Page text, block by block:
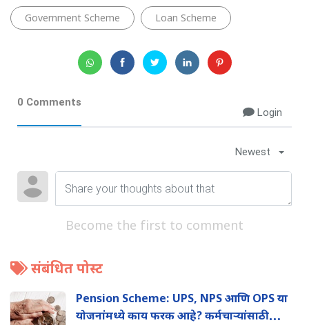
Government Scheme Loan Scheme
0 Comments
Login
Newest
Become the first to comment
संबंधित पोस्ट
Pension Scheme: UPS, NPS आणि OPS या
योजनांमध्ये काय फरक आहे? कर्मचाऱ्यांसाठी